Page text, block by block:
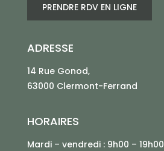
PRENDRE RDV EN LIGNE
ADRESSE
14 Rue Gonod,
63000 Clermont-Ferrand
HORAIRES
Mardi – vendredi : 9h00 – 19h00